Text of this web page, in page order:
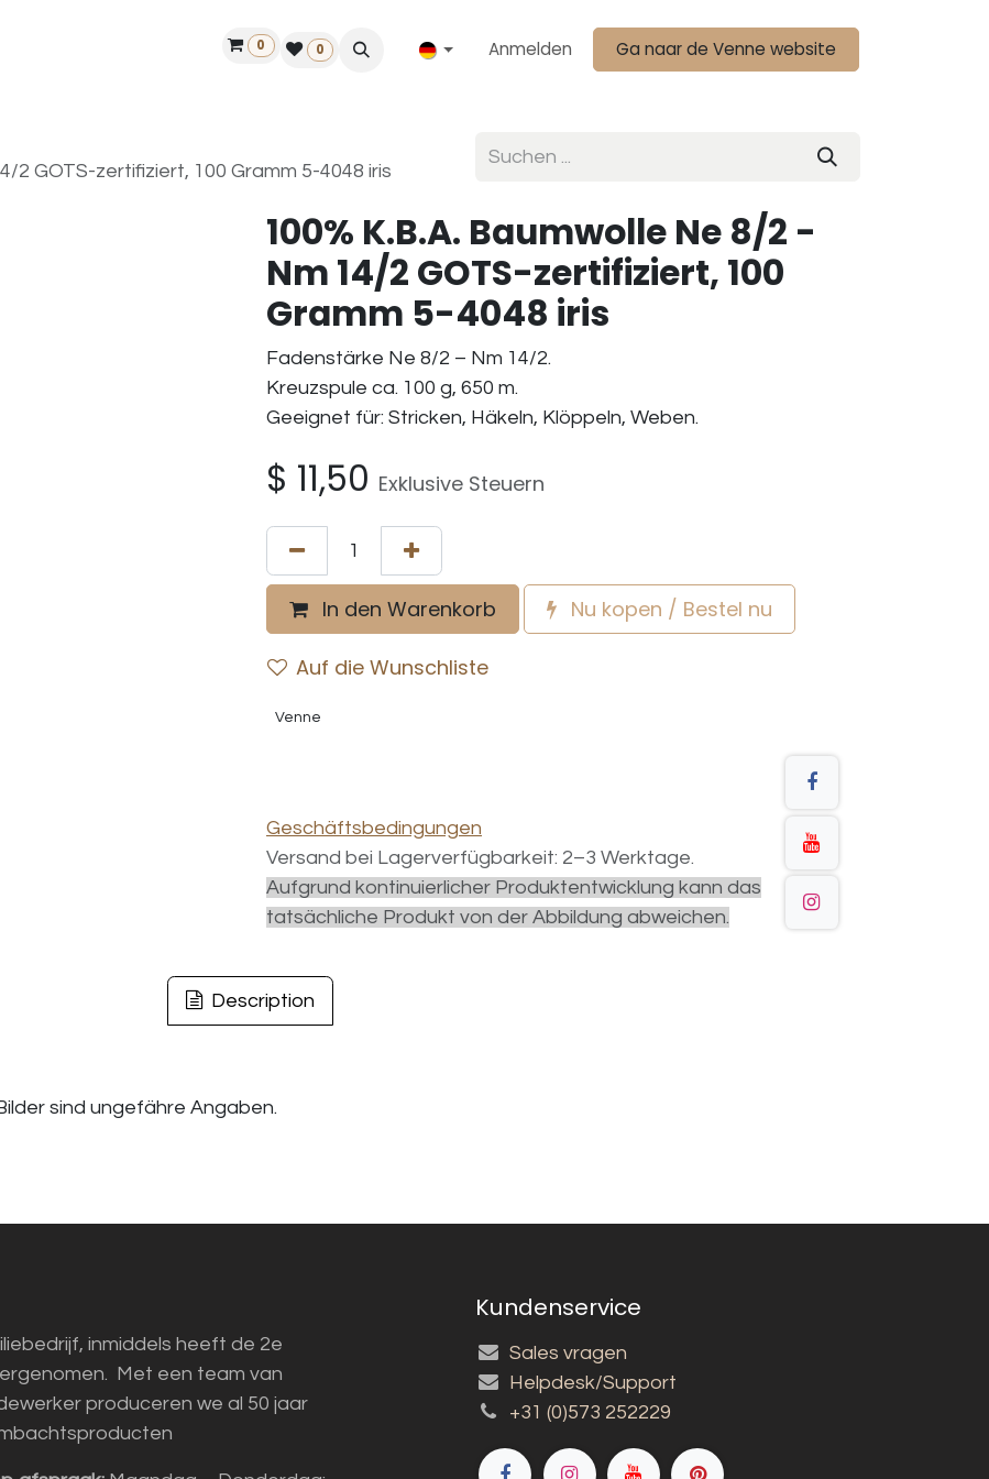
Finde einen Händler
0 0 Anmelden Ga naar de Venne website
2 GOTS-zertifiziert, 100 Gramm 5-4048 iris
100% K.B.A. Baumwolle Ne 8/2 -
Nm 14/2 GOTS-zertifiziert, 100
Gramm 5-4048 iris
Fadenstärke Ne 8/2 – Nm 14/2.
Kreuzspule ca. 100 g, 650 m.
Geeignet für: Stricken, Häkeln, Klöppeln, Weben.
$ 11,50 Exklusive Steuern
In den Warenkorb Nu kopen / Bestel nu
Auf die Wunschliste
Venne
Geschäftsbedingungen
Versand bei Lagerverfügbarkeit: 2–3 Werktage.
Aufgrund kontinuierlicher Produktentwicklung kann das
tatsächliche Produkt von der Abbildung abweichen.
Description
sind ungefähre Angaben.
inmiddels heeft de 2e
Met een team van
produceren we al 50 jaar
Kundenservice
Sales vragen
Helpdesk/Support
+31 (0)573 252229